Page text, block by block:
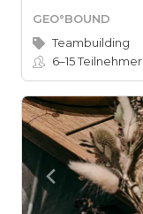
GEO°BOUND
Teambuilding
6–15Teilnehmer